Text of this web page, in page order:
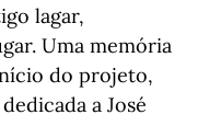
lagar,
Uma memória
do projeto,
a José